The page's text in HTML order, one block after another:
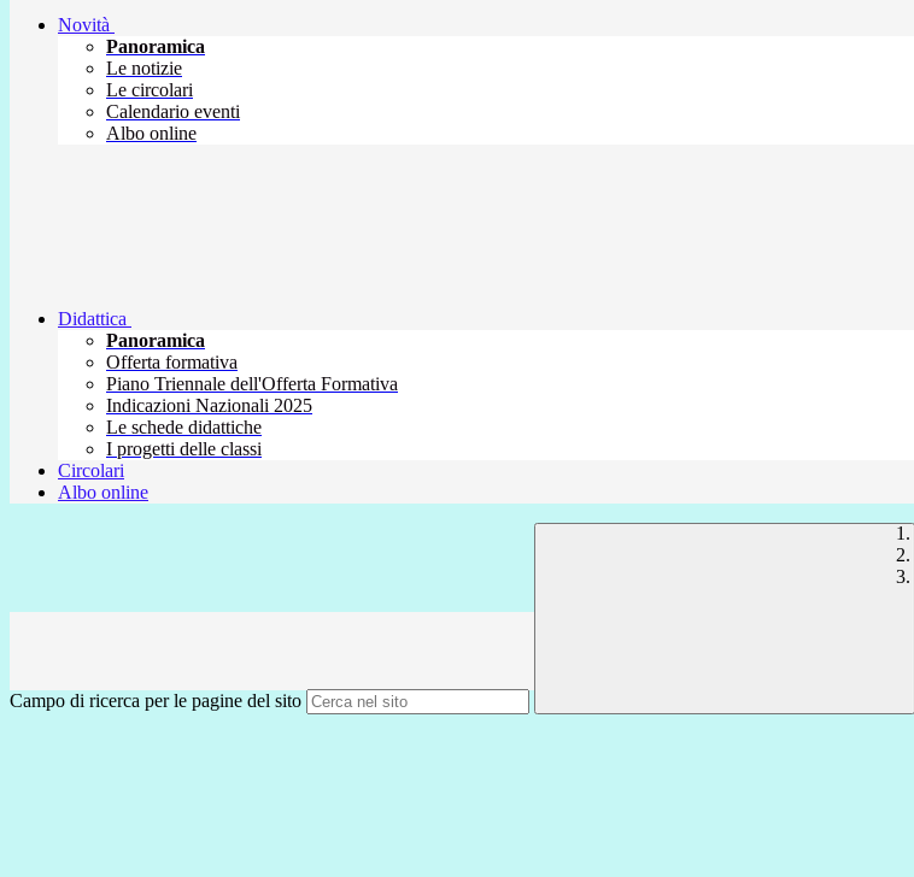
Novità
Panoramica
Le notizie
Le circolari
Calendario eventi
Albo online
Didattica
Panoramica
Offerta formativa
Piano Triennale dell'Offerta Formativa
Indicazioni Nazionali 2025
Le schede didattiche
I progetti delle classi
Circolari
Albo online
Campo di ricerca per le pagine del sito